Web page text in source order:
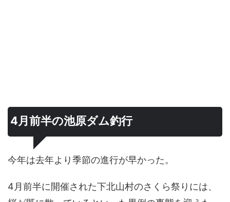
4月前半の池原ダム釣行
今年は去年より季節の進行が早かった。
4月前半に開催された下北山村のさくら祭りには、